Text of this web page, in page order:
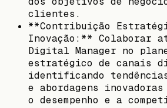
clientes.
**Contribuição
Inovação:** Colaborar
Digital Manager no
estratégico de canais
identificando
e abordagens
o desempenho e a